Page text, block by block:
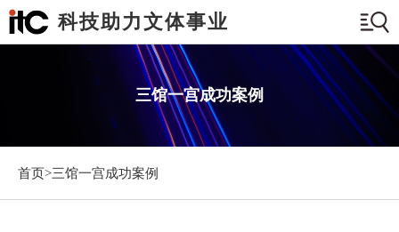
科技助力文体事业
三馆一宫成功案例
首页>三馆一宫成功案例